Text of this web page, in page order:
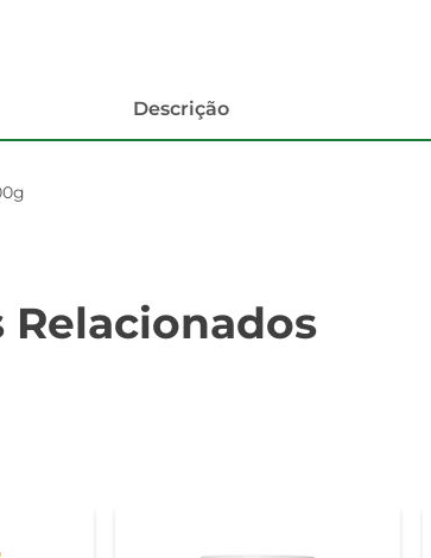
Descrição
Relacionados